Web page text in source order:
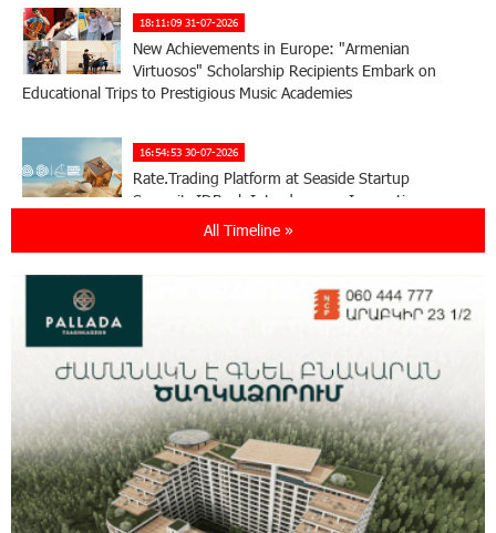
18:11:09 31-07-2026
New Achievements in Europe: "Armenian
Virtuosos" Scholarship Recipients Embark on
Educational Trips to Prestigious Music Academies
16:54:53 30-07-2026
Rate.Trading Platform at Seaside Startup
Summit: IDBank Introduces an Innovative
Khachaturian Rooftop Grand Opening
11:59:57 28-07-2026
Ucom’s Sales and Service Center Reopens at
24/2 Shahumyan Street in Ararat
19:04:38 23-07-2026
Scholarship recipients of the “Armenian
All Timeline »